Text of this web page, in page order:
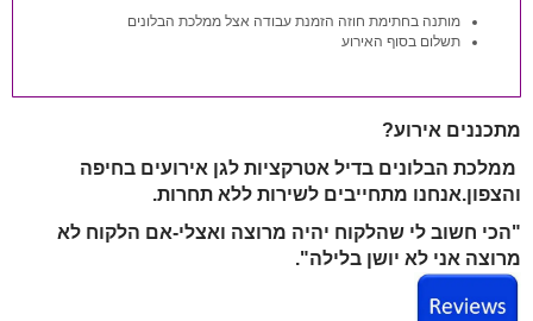
מותנה בחתימת חוזה הזמנת עבודה אצל ממלכת הבלונים
תשלום בסוף האירוע
מתכננים אירוע?
ממלכת הבלונים בדיל אטרקציות לגן אירועים בחיפה
והצפון.אנחנו מתחייבים לשירות ללא תחרות.
"הכי חשוב לי שהלקוח יהיה מרוצה ואצלי-אם הלקוח לא
מרוצה אני לא יושן בלילה".